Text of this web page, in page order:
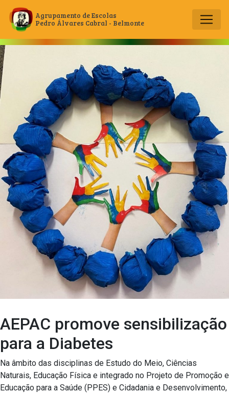
Main Navigation
Agrupamento de Escolas
Pedro Álvares Cabral - Belmonte
AEPAC promove sensibilização
para a Diabetes
Na âmbito das disciplinas de Estudo do Meio, Ciências
Naturais, Educação Física e integrado no Projeto de Promoção e
Educação para a Saúde (PPES) e Cidadania e Desenvolvimento,